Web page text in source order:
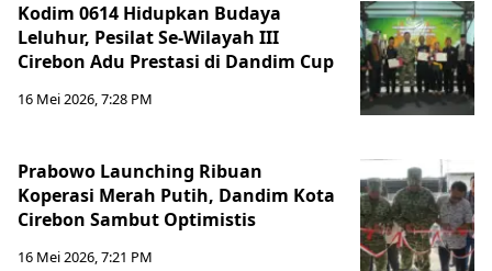
Kodim 0614 Hidupkan Budaya
Leluhur, Pesilat Se-Wilayah III
Cirebon Adu Prestasi di Dandim Cup
16 Mei 2026, 7:28 PM
Prabowo Launching Ribuan
Koperasi Merah Putih, Dandim Kota
Cirebon Sambut Optimistis
16 Mei 2026, 7:21 PM